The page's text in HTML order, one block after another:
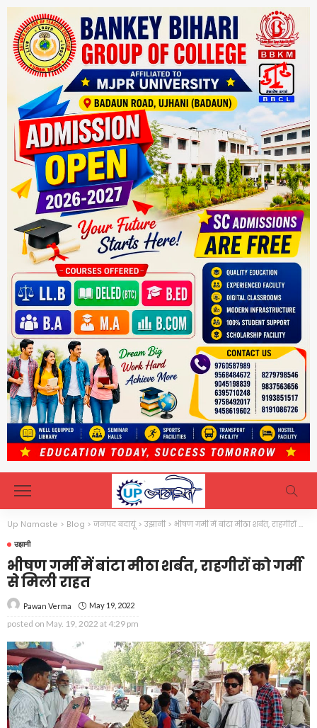
Up Namaste > Blog > जनपद बदायूं>उझानी > भीषण गर्मी में बांटा मीठा शर्बत, राहगीरों को गर्मी से मिली राहत
उझानी
भीषण गर्मी में बांटा मीठा शर्बत, राहगीरों को गर्मी
से मिली राहत
Pawan Verma May 19, 2022
posted on May. 19, 2022 at 4:29 pm